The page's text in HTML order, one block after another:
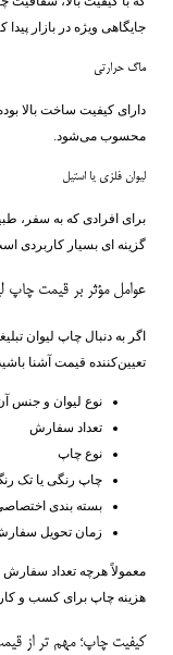
جایگاهی ویژه در بازار
ماگ حرارتی
دارای کیفیت ساخت بالا
محسوب می‌شود.
لیوان فلزی یا استیل
برای افرادی که به سفر،
گزینه ‌ای بسیار کاربردی
عوامل مؤثر بر قیمت چاپ
اگر به دنبال چاپ لیوان
تعیین‌کننده قیمت آشنا
نوع لیوان و جنس
تعداد سفارش
نوع چاپ
چاپ رنگی یا تک
بسته ‌بندی
زمان تحویل
معمولاً هرچه تعداد سفارش
هزینه چاپ برای کسب ‌و
کیفیت چاپ؛ مهم‌ تر از